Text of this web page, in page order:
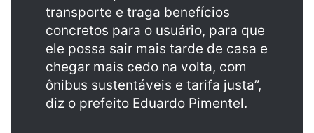
transporte e traga benefícios
concretos para o usuário, para que
ele possa sair mais tarde de casa e
chegar mais cedo na volta, com
ônibus sustentáveis e tarifa justa”,
diz o prefeito Eduardo Pimentel.